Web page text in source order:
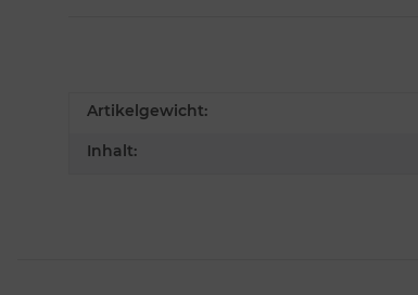
Artikelgewicht:
Inhalt: